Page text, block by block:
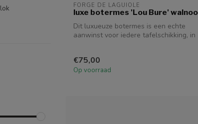
FORGE DE LAGUIOLE
luxe botermes 'Lou Bure'
Dit luxueuze botermes is een echte
aanwinst voor iedere tafelschikking, in
€75,00
Op voorraad